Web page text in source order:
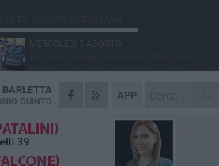
APP
BARLETTA
QUINTO
64enne barlettano investito all'alba a Trani
GIOVEDÌ 6 AGOSTO
Il ricordo di "Cecco", il benzinaio col
dalla pensione»
MERCOLEDÌ 5 AGOSTO
Jova Summer Party, giovedì mattina
sopralluogo nell'area dell'evento